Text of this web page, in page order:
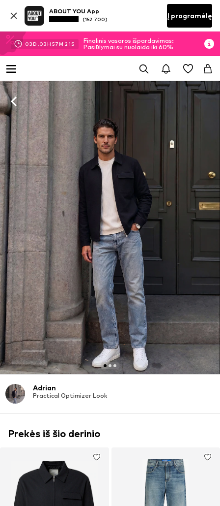
ABOUT YOU App
(152 700) Į programėlę
03D.03H 57M 20S
Finalinis vasaros išpardavimas:
Pasiūlymai su nuolaida iki 60%
Adrian
Practical Optimizer Look
Prekės iš šio derinio